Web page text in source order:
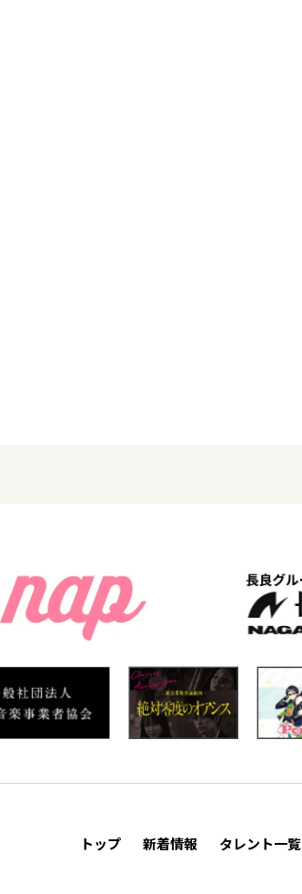
トップ 新着情報 タレント一覧